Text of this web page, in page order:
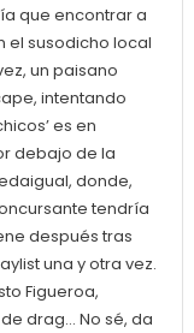
que encontrar a
el susodicho local
un paisano
intentando
es en
debajo de la
donde,
tendría
después tras
una y otra vez.
Figueroa,
drag… No sé, da